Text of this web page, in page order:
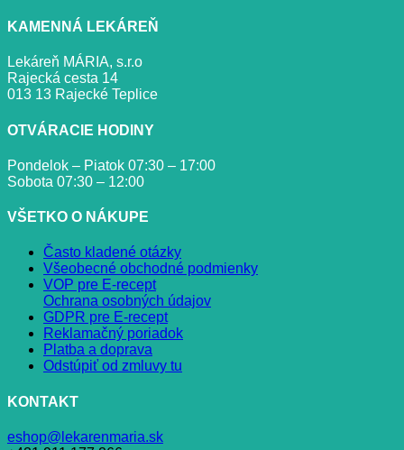
KAMENNÁ LEKÁREŇ
Lekáreň MÁRIA, s.r.o
Rajecká cesta 14
013 13 Rajecké Teplice
OTVÁRACIE HODINY
Pondelok – Piatok 07:30 – 17:00
Sobota 07:30 – 12:00
VŠETKO O NÁKUPE
Často kladené otázky
Všeobecné obchodné podmienky
VOP pre E-recept
Ochrana osobných údajov
GDPR pre E-recept
Reklamačný poriadok
Platba a doprava
Odstúpiť od zmluvy tu
KONTAKT
eshop@lekarenmaria.sk